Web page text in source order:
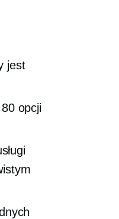
jest
opcji